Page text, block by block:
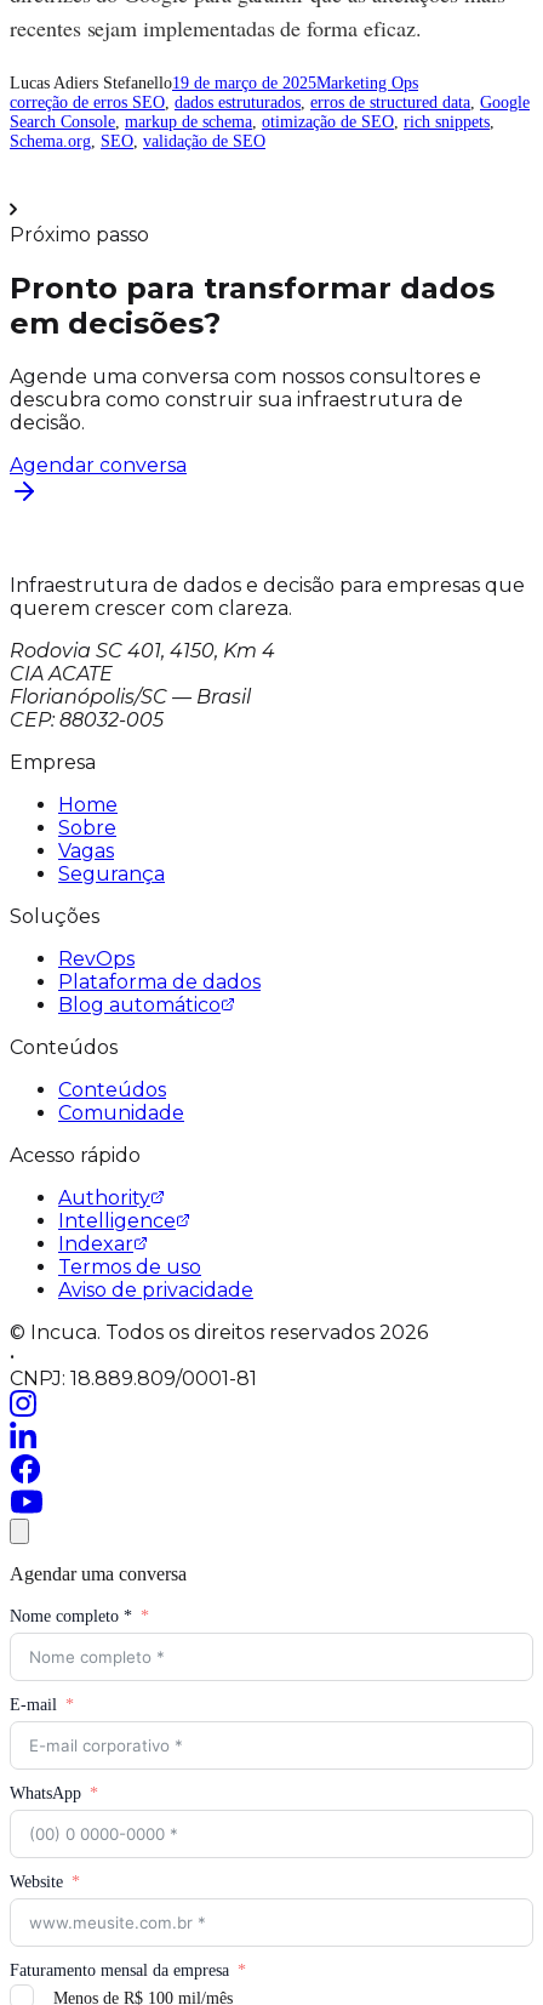
recentes sejam implementadas de forma eficaz.
Lucas Adiers Stefanello19 de março de 2025Marketing Ops
correção de erros SEO dados estruturados erros de structured data Google
Search Console markup de schema otimização de SEO rich snippets
Schema.org SEO validação de SEO
Próximo passo
Pronto para transformar dados
em decisões?
Agende uma conversa com nossos consultores e
descubra como construir sua infraestrutura de
decisão.
Agendar conversa
Infraestrutura de dados e decisão para empresas que
querem crescer com clareza.
Rodovia SC 401, 4150, Km 4
CIA ACATE
Florianópolis/SC — Brasil
CEP: 88032-005
Empresa
Home
Sobre
Vagas
Segurança
Soluções
RevOps
Plataforma de dados
Blog automático
Conteúdos
Conteúdos
Comunidade
Acesso rápido
Authority
Intelligence
Indexar
Termos de uso
Aviso de privacidade
© Incuca. Todos os direitos reservados 2026
•
CNPJ: 18.889.809/0001-81
Agendar uma conversa
Nome completo *
E-mail
WhatsApp
Website
Faturamento mensal da empresa
Menos de R$ 100 mil/mês